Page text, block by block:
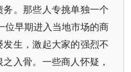
。那些人专挑单独一个
位早期进入当地市场的商
生，激起大家的强烈不
入骨。一些商人怀疑，